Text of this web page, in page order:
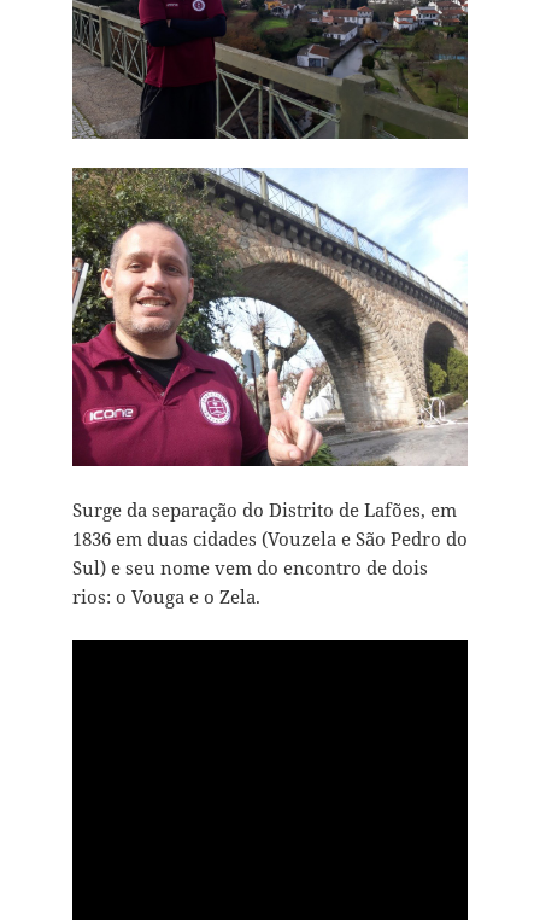
Surge da separação do Distrito de Lafões, em
1836 em duas cidades (Vouzela e São Pedro do
Sul) e seu nome vem do encontro de dois
rios: o Vouga e o Zela.